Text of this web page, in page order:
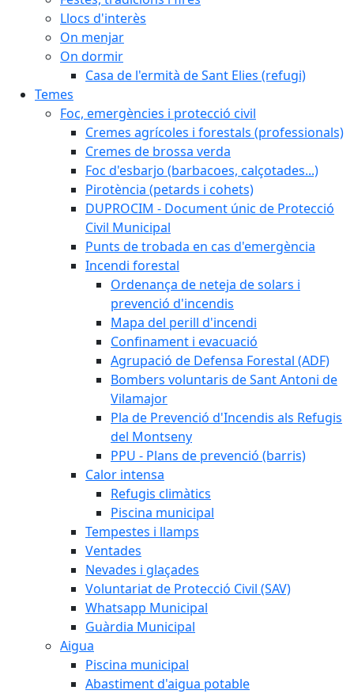
Llocs d'interès
On menjar
On dormir
Casa de l'ermità de Sant Elies (refugi)
Temes
Foc, emergències i protecció civil
Cremes agrícoles i forestals (professionals)
Cremes de brossa verda
Foc d'esbarjo (barbacoes, calçotades...)
Pirotència (petards i cohets)
DUPROCIM - Document únic de Protecció
Civil Municipal
Punts de trobada en cas d'emergència
Incendi forestal
Ordenança de neteja de solars i
prevenció d'incendis
Mapa del perill d'incendi
Confinament i evacuació
Agrupació de Defensa Forestal (ADF)
Bombers voluntaris de Sant Antoni de
Vilamajor
Pla de Prevenció d'Incendis als Refugis
del Montseny
PPU - Plans de prevenció (barris)
Calor intensa
Refugis climàtics
Piscina municipal
Tempestes i llamps
Ventades
Nevades i glaçades
Voluntariat de Protecció Civil (SAV)
Whatsapp Municipal
Guàrdia Municipal
Aigua
Piscina municipal
Abastiment d'aigua potable